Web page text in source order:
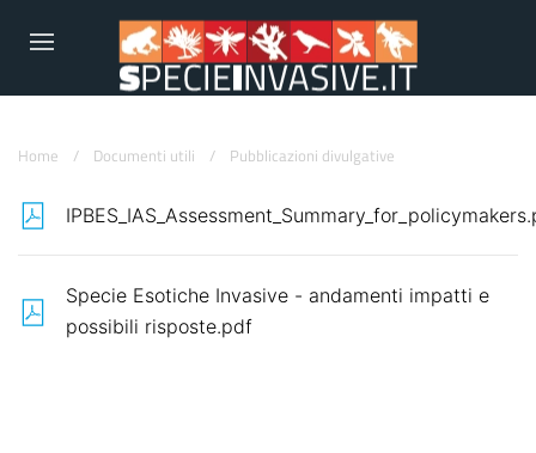
Home / Documenti utili / Pubblicazioni divulgative
Specie Esotiche Invasive - andamenti impatti e
possibili risposte.pdf